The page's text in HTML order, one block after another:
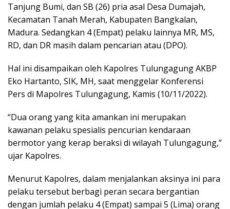
Tanjung Bumi, dan SB (26) pria asal Desa Dumajah,
Kecamatan Tanah Merah, Kabupaten Bangkalan,
Madura. Sedangkan 4 (Empat) pelaku lainnya MR, MS,
RD, dan DR masih dalam pencarian atau (DPO).
Hal ini disampaikan oleh Kapolres Tulungagung AKBP
Eko Hartanto, SIK, MH, saat menggelar Konferensi
Pers di Mapolres Tulungagung, Kamis (10/11/2022).
“Dua orang yang kita amankan ini merupakan
kawanan pelaku spesialis pencurian kendaraan
bermotor yang kerap beraksi di wilayah Tulungagung,”
ujar Kapolres.
Menurut Kapolres, dalam menjalankan aksinya ini para
pelaku tersebut berbagi peran secara bergantian
dengan jumlah pelaku 4 (Empat) sampai 5 (Lima) orang